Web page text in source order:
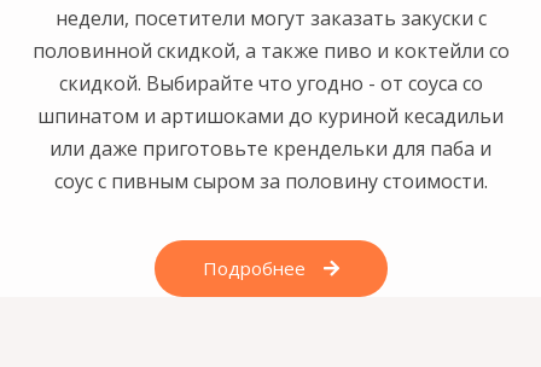
недели, посетители могут заказать закуски с
половинной скидкой, а также пиво и коктейли со
скидкой. Выбирайте что угодно - от соуса со
шпинатом и артишоками до куриной кесадильи
или даже приготовьте крендельки для паба и
соус с пивным сыром за половину стоимости.
Подробнее